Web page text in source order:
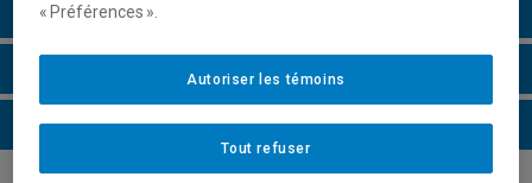
Horaire - Été 2026
Horaire - Automne 2026
Horaire - Hiver 2027
« Préférences ».
Tout refuser
Autoriser les témoins